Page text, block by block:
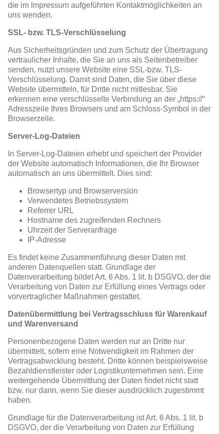
die im Impressum aufgeführten Kontaktmöglichkeiten an
uns wenden.
SSL- bzw. TLS-Verschlüsselung
Aus Sicherheitsgründen und zum Schutz der Übertragung
vertraulicher Inhalte, die Sie an uns als Seitenbetreiber
senden, nutzt unsere Website eine SSL-bzw. TLS-
Verschlüsselung. Damit sind Daten, die Sie über diese
Website übermitteln, für Dritte nicht mitlesbar. Sie
erkennen eine verschlüsselte Verbindung an der „https://“
Adresszeile Ihres Browsers und am Schloss-Symbol in der
Browserzeile.
Server-Log-Dateien
In Server-Log-Dateien erhebt und speichert der Provider
der Website automatisch Informationen, die Ihr Browser
automatisch an uns übermittelt. Dies sind:
Browsertyp und Browserversion
Verwendetes Betriebssystem
Referrer URL
Hostname des zugreifenden Rechners
Uhrzeit der Serveranfrage
IP-Adresse
Es findet keine Zusammenführung dieser Daten mit
anderen Datenquellen statt. Grundlage der
Datenverarbeitung bildet Art. 6 Abs. 1 lit. b DSGVO, der die
Verarbeitung von Daten zur Erfüllung eines Vertrags oder
vorvertraglicher Maßnahmen gestattet.
Datenübermittlung bei Vertragsschluss für Warenkauf
und Warenversand
Personenbezogene Daten werden nur an Dritte nur
übermittelt, sofern eine Notwendigkeit im Rahmen der
Vertragsabwicklung besteht. Dritte können beispielsweise
Bezahldienstleister oder Logistikunternehmen sein. Eine
weitergehende Übermittlung der Daten findet nicht statt
bzw. nur dann, wenn Sie dieser ausdrücklich zugestimmt
haben.
Grundlage für die Datenverarbeitung ist Art. 6 Abs. 1 lit. b
DSGVO, der die Verarbeitung von Daten zur Erfüllung